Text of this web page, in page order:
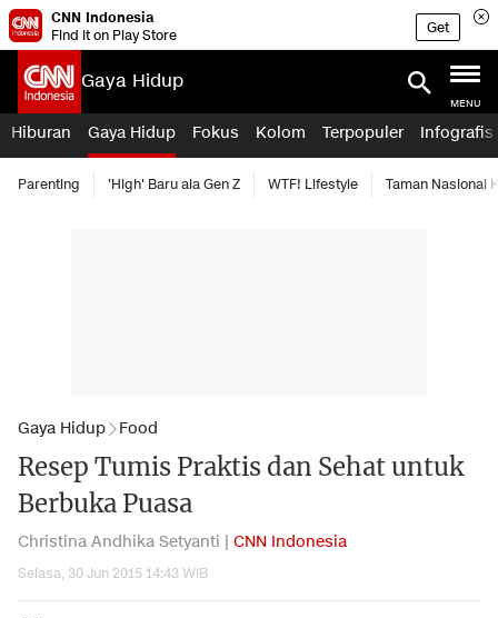
CNN Indonesia
Find it on Play Store
Get
Gaya Hidup
MENU
Hiburan Gaya Hidup Fokus Kolom Terpopuler Infografis
Parenting 'High' Baru ala Gen Z WTF! Lifestyle Taman Nasional
Gaya Hidup Food
Resep Tumis Praktis dan Sehat untuk
Berbuka Puasa
Christina Andhika Setyanti | CNN Indonesia
Selasa, 30 Jun 2015 14:43 WIB